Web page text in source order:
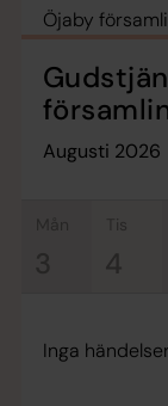
Öjaby
augusti 2026
tis
4
Inga